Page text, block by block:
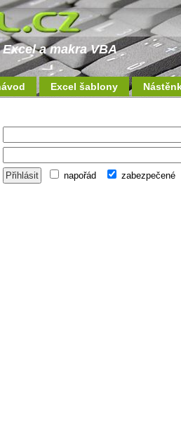
a makra VBA
Excel šablony
napořád zabezpečené